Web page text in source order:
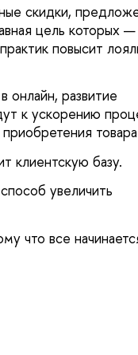
скидки,
цель которых
повысит
развитие
к ускорению
клиентскую базу.
увеличить
что все